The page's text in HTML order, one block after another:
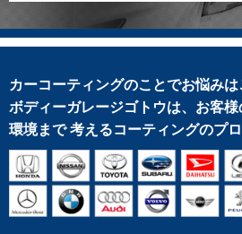
カーコーティングのことでお悩み
ボディーガレージゴトウは、お客
環境まで考えるコーティングのプロ